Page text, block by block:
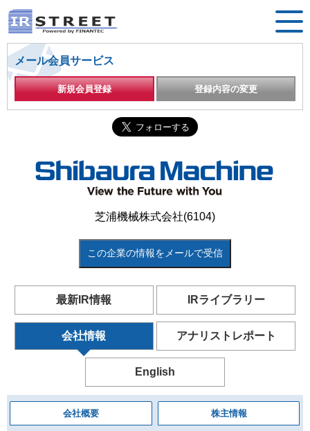
メール会員サービス
新規会員登録 登録内容の変更
芝浦機械株式会社(6104)
この企業の情報をメールで受信
最新IR情報 IRライブラリー
会社情報 アナリストレポート
English
会社概要 株主情報